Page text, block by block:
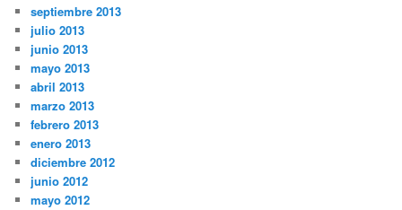
septiembre 2013
julio 2013
junio 2013
mayo 2013
abril 2013
marzo 2013
febrero 2013
enero 2013
diciembre 2012
junio 2012
mayo 2012